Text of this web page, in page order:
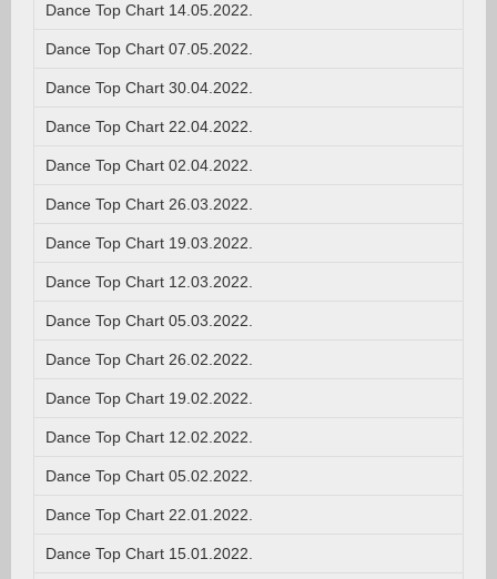
Dance Top Chart 14.05.2022.
Dance Top Chart 07.05.2022.
Dance Top Chart 30.04.2022.
Dance Top Chart 22.04.2022.
Dance Top Chart 02.04.2022.
Dance Top Chart 26.03.2022.
Dance Top Chart 19.03.2022.
Dance Top Chart 12.03.2022.
Dance Top Chart 05.03.2022.
Dance Top Chart 26.02.2022.
Dance Top Chart 19.02.2022.
Dance Top Chart 12.02.2022.
Dance Top Chart 05.02.2022.
Dance Top Chart 22.01.2022.
Dance Top Chart 15.01.2022.